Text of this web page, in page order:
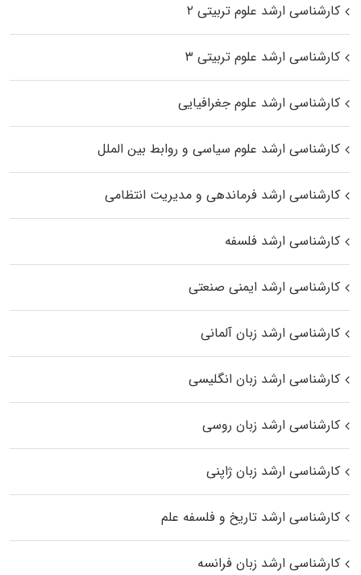
کارشناسی ارشد علوم تربیتی ۲
کارشناسی ارشد علوم تربیتی ۳
کارشناسی ارشد علوم جغرافیایی
کارشناسی ارشد علوم سیاسی و روابط بین الملل
کارشناسی ارشد فرماندهی و مدیریت انتظامی
کارشناسی ارشد فلسفه
کارشناسی ارشد ایمنی صنعتی
کارشناسی ارشد زبان آلمانی
کارشناسی ارشد زبان انگلیسی
کارشناسی ارشد زبان روسی
کارشناسی ارشد زبان ژاپنی
کارشناسی ارشد تاریخ و فلسفه علم
کارشناسی ارشد زبان فرانسه